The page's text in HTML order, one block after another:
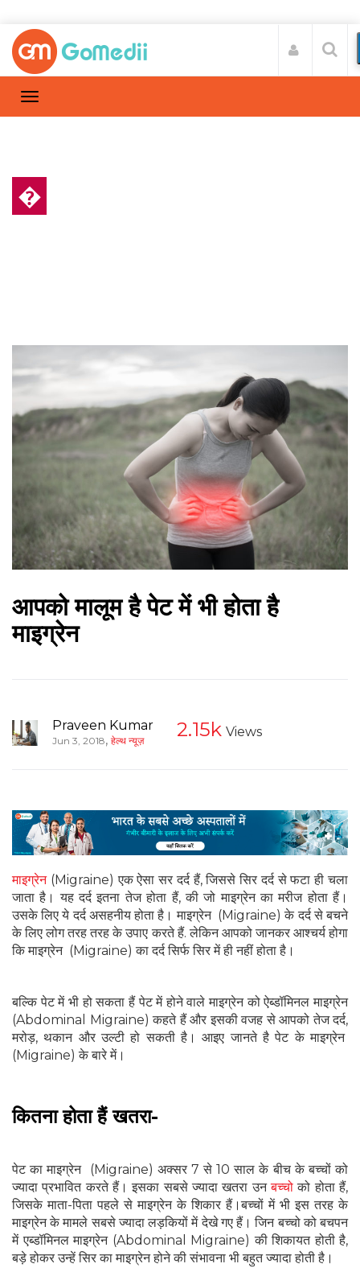
�
आपको मालूम है पेट में भी होता है
माइग्रेन
Praveen Kumar
Jun 3, 2018, हेल्थ न्यूज़ 2.15k Views
माइग्रेन(Migraine) एक ऐसा सर दर्द हैं, जिससे सिर दर्द से फटा ही चला
जाता है। यह दर्द इतना तेज होता हैं, की जो माइग्रेन का मरीज होता हैं।
उसके लिए ये दर्द असहनीय होता है। माइग्रेन (Migraine) के दर्द से बचने
के लिए लोग तरह तरह के उपाए करते हैं. लेकिन आपको जानकर आश्‍चर्य होगा
कि माइग्रेन (Migraine) का दर्द सिर्फ सिर में ही नहीं होता है।
बल्कि पेट में भी हो सकता हैं पेट में होने वाले माइग्रेन को ऐब्डॉमिनल माइग्रेन
(Abdominal Migraine) कहते हैं और इसकी वजह से आपको तेज दर्द,
मरोड़, थकान और उल्टी हो सकती है। आइए जानते है पेट के माइग्रेन
(Migraine) के बारे में।
कितना होता हैं खतरा-
पेट का माइग्रेन (Migraine) अक्सर 7 से 10 साल के बीच के बच्चों को
ज्‍यादा प्रभावित करते हैं। इसका सबसे ज्यादा खतरा उनबच्चो को होता हैं,
जिसके माता-पिता पहले से माइग्रेन के शिकार हैं।बच्चों में भी इस तरह के
माइग्रेन के मामले सबसे ज्यादा लड़कियों में देखे गए हैं। जिन बच्चो को बचपन
में एब्डॉमिनल माइग्रेन (Abdominal Migraine) की शिकायत होती है,
बड़े होकर उन्हें सिर का माइग्रेन होने की संभावना भी बहुत ज्यादा होती है।